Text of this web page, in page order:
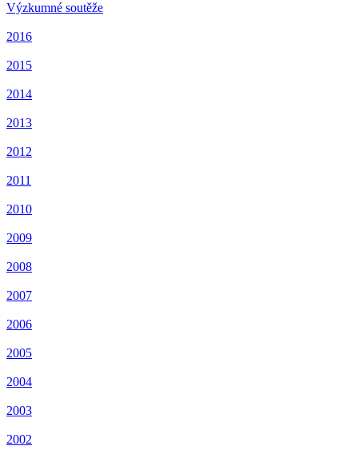
Výzkumné soutěže
2016
2015
2014
2013
2012
2011
2010
2009
2008
2007
2006
2005
2004
2003
2002